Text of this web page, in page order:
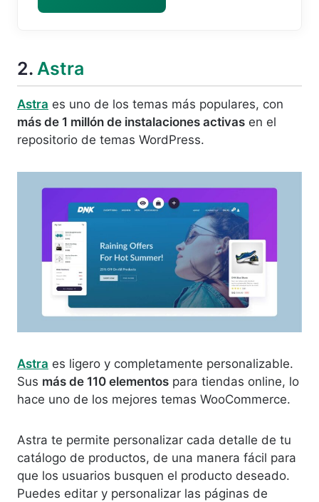
2. Astra
Astra es uno de los temas más populares, con
más de 1 millón de instalaciones activas en el
repositorio de temas WordPress.
Astra es ligero y completamente personalizable.
Sus más de 110 elementos para tiendas online, lo
hace uno de los mejores temas WooCommerce.
Astra te permite personalizar cada detalle de tu
catálogo de productos, de una manera fácil para
que los usuarios busquen el producto deseado.
Puedes editar y personalizar las páginas de